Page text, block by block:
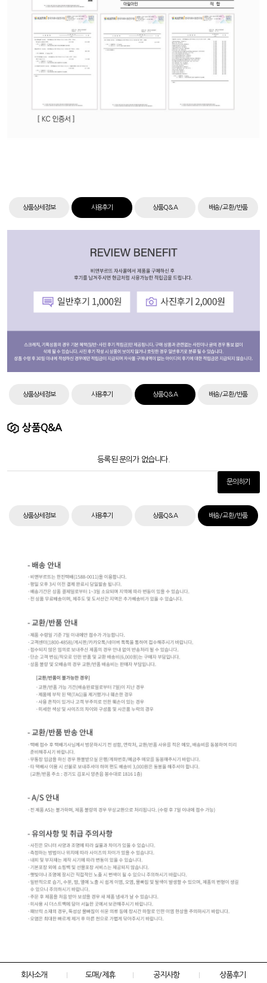
상품상세정보 사용후기 상품Q&A 배송/교환/반품
상품상세정보 사용후기 상품Q&A 배송/교환/반품
상품Q&A
등록된 문의가 없습니다.
문의하기
상품상세정보 사용후기 상품Q&A 배송/교환/반품
회사소개 도매/제휴 공지사항 상품후기